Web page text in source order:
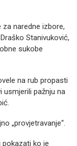
naredne izbore,
Stanivuković,
sukobe
na rub propasti
pažnju na
„provjetravanje“.
pokazati ko je